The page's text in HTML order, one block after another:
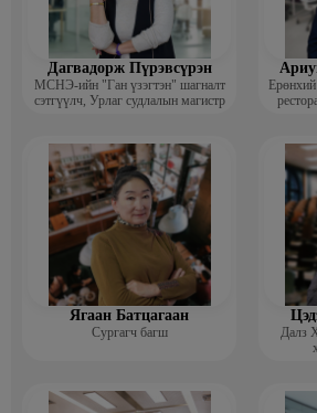
Дагвадорж Пүрэвсүрэн
МСНЭ-ийн "Ган үзэгтэн" шагналт
сэтгүүлч, Урлаг судлалын магистр
Ягаан Батцагаан
Сургагч багш
Далз